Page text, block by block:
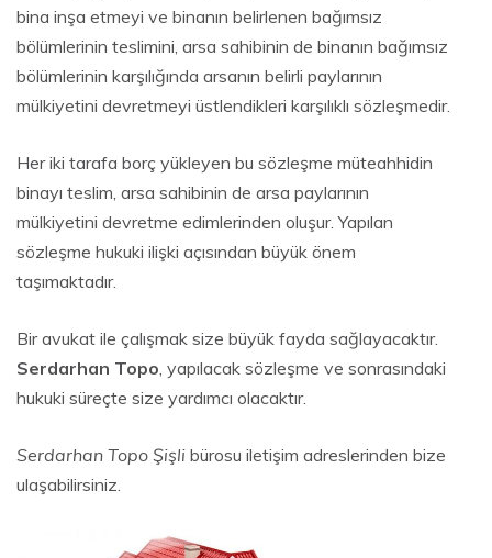
bina inşa etmeyi ve binanın belirlenen bağımsız
bölümlerinin teslimini, arsa sahibinin de binanın bağımsız
bölümlerinin karşılığında arsanın belirli paylarının
mülkiyetini devretmeyi üstlendikleri karşılıklı sözleşmedir.
Her iki tarafa borç yükleyen bu sözleşme müteahhidin
binayı teslim, arsa sahibinin de arsa paylarının
mülkiyetini devretme edimlerinden oluşur. Yapılan
sözleşme hukuki ilişki açısından büyük önem
taşımaktadır.
Bir avukat ile çalışmak size büyük fayda sağlayacaktır.
Serdarhan Topo, yapılacak sözleşme ve sonrasındaki
hukuki süreçte size yardımcı olacaktır.
Serdarhan Topo Şişli bürosu iletişim adreslerinden bize
ulaşabilirsiniz.